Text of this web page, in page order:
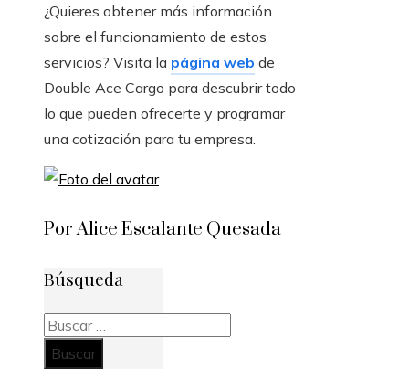
¿Quieres obtener más información
sobre el funcionamiento de estos
servicios? Visita la página web de
Double Ace Cargo para descubrir todo
lo que pueden ofrecerte y programar
una cotización para tu empresa.
Por Alice Escalante Quesada
Búsqueda
Buscar: